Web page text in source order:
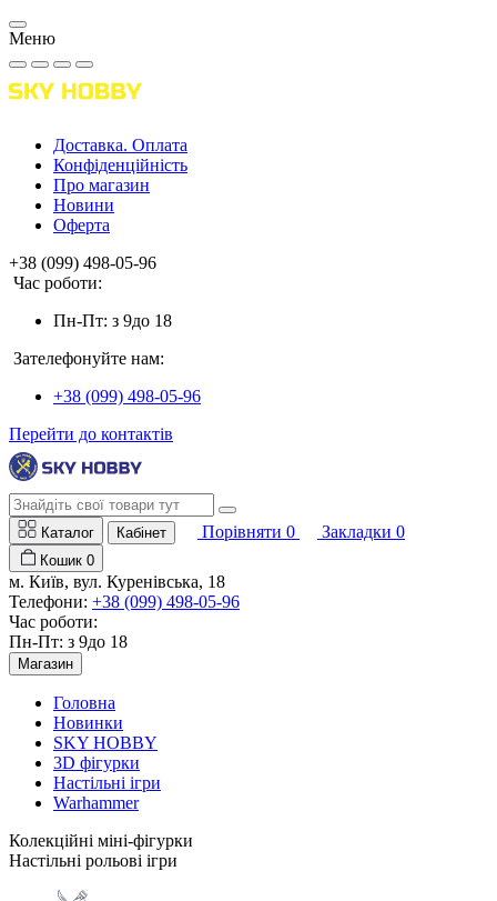
Меню
Доставка. Оплата
Конфіденційність
Про магазин
Новини
Оферта
+38 (099) 498-05-96
Час роботи:
Пн-Пт: з 9до 18
Зателефонуйте нам:
+38 (099) 498-05-96
Перейти до контактів
Каталог Кабінет Порівняти 0 Закладки 0
Кошик 0
м. Київ, вул. Куренівська, 18
Телефони: +38 (099) 498-05-96
Час роботи:
Пн-Пт: з 9до 18
Магазин
Головна
Новинки
SKY HOBBY
3D фігурки
Настільні ігри
Warhammer
Колекційні міні-фігурки
Настільні рольові ігри